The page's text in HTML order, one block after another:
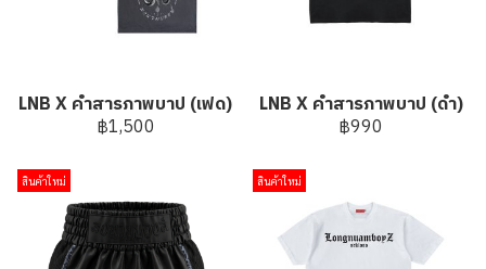
LNB X คำสารภาพบาป (เฟด)
฿1,500
LNB X คำสารภาพบาป (ดำ)
฿990
สินค้าใหม่ สินค้าใหม่